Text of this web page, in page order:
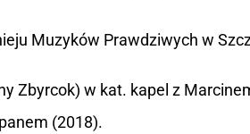
Muzyków Prawdziwych w
Zbyrcok) w kat. kapel z
(2018).